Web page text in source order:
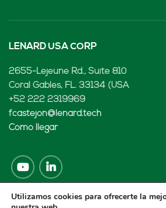
LENARD USA CORP
2655-Lejeune Rd., Suite 810
Coral Gables, FL. 33134 (USA
+52 222 2319969
fcastejon@lenard.tech
Cómo llegar
Utilizamos cookies para ofrecerte la